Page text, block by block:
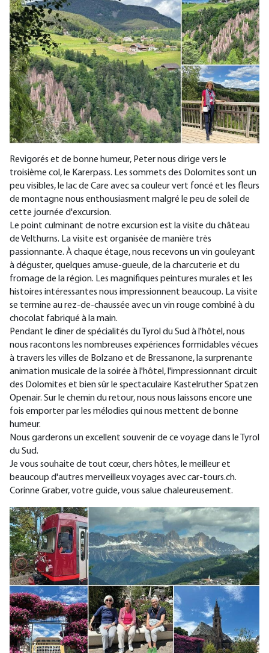
Revigorés et de bonne humeur, Peter nous dirige vers le
troisième col, le Karerpass. Les sommets des Dolomites sont un
peu visibles, le lac de Care avec sa couleur vert foncé et les fleurs
de montagne nous enthousiasment malgré le peu de soleil de
cette journée d'excursion.
Le point culminant de notre excursion est la visite du château
de Velthurns. La visite est organisée de manière très
passionnante. À chaque étage, nous recevons un vin gouleyant
à déguster, quelques amuse-gueule, de la charcuterie et du
fromage de la région. Les magnifiques peintures murales et les
histoires intéressantes nous impressionnent beaucoup. La visite
se termine au rez-de-chaussée avec un vin rouge combiné à du
chocolat fabriqué à la main.
Pendant le dîner de spécialités du Tyrol du Sud à l'hôtel, nous
nous racontons les nombreuses expériences formidables vécues
à travers les villes de Bolzano et de Bressanone, la surprenante
animation musicale de la soirée à l'hôtel, l'impressionnant circuit
des Dolomites et bien sûr le spectaculaire Kastelruther Spatzen
Openair. Sur le chemin du retour, nous nous laissons encore une
fois emporter par les mélodies qui nous mettent de bonne
humeur.
Nous garderons un excellent souvenir de ce voyage dans le Tyrol
du Sud.
Je vous souhaite de tout cœur, chers hôtes, le meilleur et
beaucoup d'autres merveilleux voyages avec car-tours.ch.
Corinne Graber, votre guide, vous salue chaleureusement.